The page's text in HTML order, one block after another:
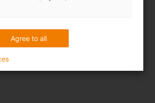
Agree to all